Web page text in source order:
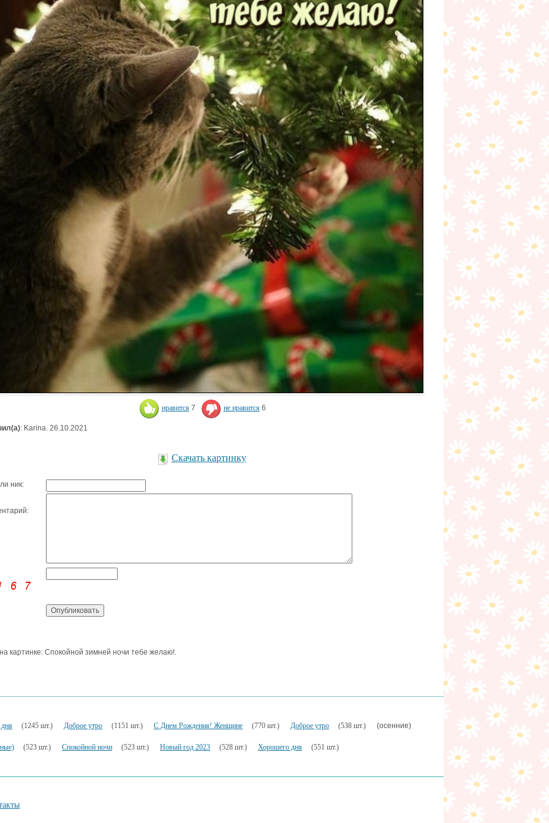
нравится 7 не нравится 6
: Karina. 26.10.2021
Скачать картинку
ник:
на картинке: Спокойной зимней ночи тебе желаю!.
(1245 шт.) Доброе утро (1151 шт.) С Днем Рождения! Женщине (770 шт.) Доброе утро (538 шт.) (осенние)
(523 шт.) Спокойной ночи (523 шт.) Новый год 2023 (528 шт.) Хорошего дня (551 шт.)